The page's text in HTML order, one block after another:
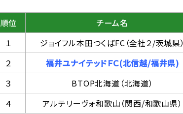
順位
チーム名
１
ジョイフル本田つくばFC（全社２/茨城県）
２
福井ユナイテッドＦＣ(北信越/福井県)
３
BTOP北海道（北海道）
４
アルテリーヴォ和歌山（関西/和歌山県）